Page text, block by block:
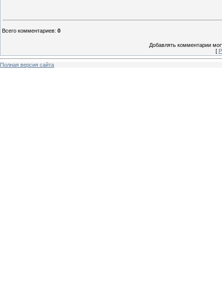
Всего комментариев: 0
Добавлять комментарии
[
Полная версия сайта